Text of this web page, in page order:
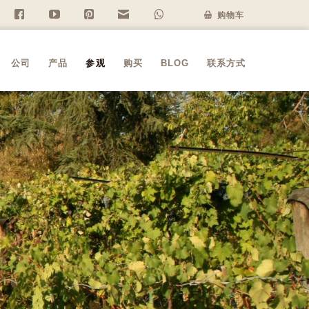
购物车
f y P n w
公司 产品 参观 购买 BLOG 联系方式